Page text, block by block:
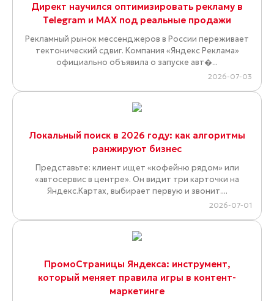
Директ научился оптимизировать рекламу в
Telegram и MAX под реальные продажи
Рекламный рынок мессенджеров в России переживает
тектонический сдвиг. Компания «Яндекс Реклама»
официально объявила о запуске авт�...
2026-07-03
Локальный поиск в 2026 году: как алгоритмы
ранжируют бизнес
Представьте: клиент ищет «кофейню рядом» или
«автосервис в центре». Он видит три карточки на
Яндекс.Картах, выбирает первую и звонит....
2026-07-01
ПромоСтраницы Яндекса: инструмент,
который меняет правила игры в контент-
маркетинге